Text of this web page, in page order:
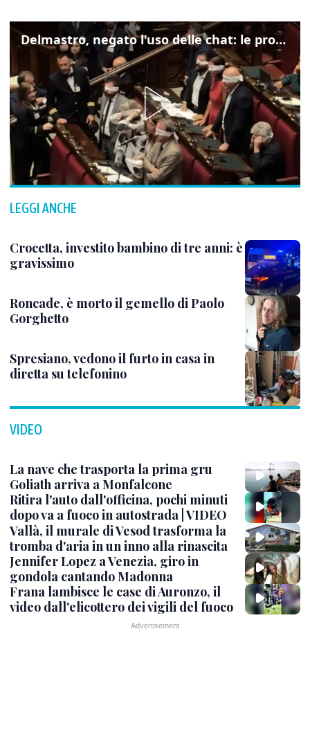
Delmastro, negato l'uso delle chat: le proteste di Avs e M5s
LEGGI ANCHE
Crocetta, investito bambino di tre anni: è
gravissimo
Roncade, è morto il gemello di Paolo
Gorghetto
Spresiano, vedono il furto in casa in
diretta su telefonino
VIDEO
La nave che trasporta la prima gru
Goliath arriva a Monfalcone
Ritira l'auto dall'officina, pochi minuti
dopo va a fuoco in autostrada | VIDEO
Vallà, il murale di Vesod trasforma la
tromba d'aria in un inno alla rinascita
Jennifer Lopez a Venezia, giro in
gondola cantando Madonna
Frana lambisce le case di Auronzo, il
video dall'elicottero dei vigili del fuoco